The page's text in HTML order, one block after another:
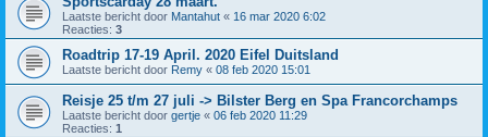
Laatste bericht door Mantahut « 16 mar 2020 6:02
Reacties: 3
Roadtrip 17-19 April. 2020 Eifel Duitsland
Laatste bericht door Remy « 08 feb 2020 15:01
Reisje 25 t/m 27 juli -> Bilster Berg en Spa Francorchamps
Laatste bericht door gertje « 06 feb 2020 11:29
Reacties: 1